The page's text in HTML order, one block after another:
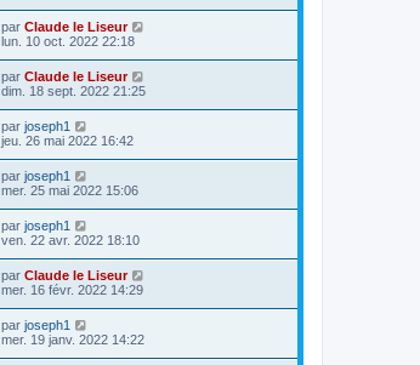
par Claude le Liseur
lun. 10 oct. 2022 22:18
par Claude le Liseur
dim. 18 sept. 2022 21:25
par joseph1
jeu. 26 mai 2022 16:42
par joseph1
mer. 25 mai 2022 15:06
par joseph1
ven. 22 avr. 2022 18:10
par Claude le Liseur
mer. 16 févr. 2022 14:29
par joseph1
mer. 19 janv. 2022 14:22